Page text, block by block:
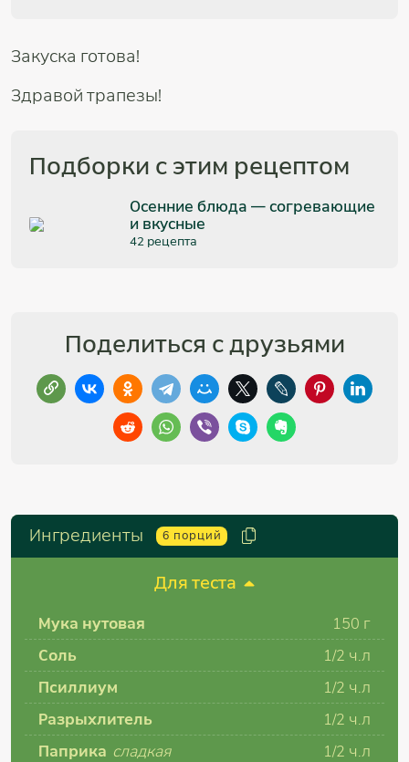
Закуска готова!
Здравой трапезы!
Подборки с этим рецептом
Осенние блюда — согревающие
и вкусные
42 рецепта
Поделиться с друзьями
Ингредиенты 6 порций
Для теста
Мука нутовая 150 г
Соль
1/2 ч.л
Псиллиум
1/2 ч.л
Разрыхлитель
1/2 ч.л
Паприка сладкая 1/2 ч.л